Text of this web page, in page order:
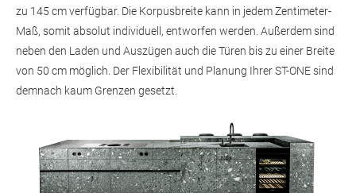
zu 145 cm verfügbar. Die Korpusbreite kann in jedem Zentimeter-
Maß, somit absolut individuell, entworfen werden. Außerdem sind
neben den Laden und Auszügen auch die Türen bis zu einer Breite
von 50 cm möglich. Der Flexibilität und Planung Ihrer ST-ONE sind
demnach kaum Grenzen gesetzt.